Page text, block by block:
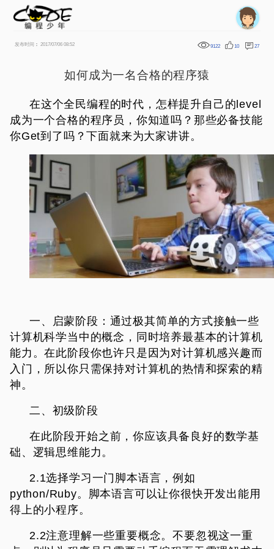
发布时间 ： 2017/07/06 08:52 9122 10 27
如何成为一名合格的程序猿
在这个全民编程的时代，怎样提升自己的level
成为一个合格的程序员，你知道吗？那些必备技能
你Get到了吗？下面就来为大家讲讲。
一、启蒙阶段： 通过极其简单的方式接触一些
计算机科学当中的概念，同时培养最基本的计算机
能力。在此阶段你也许只是因为对计算机感兴趣而
入门，所以你只需保持对计算机的热情和探索的精
神。
二、初级阶段
在此阶段开始之前，你应该具备良好的数学基
础、逻辑思维能力。
2.1选择学习一门脚本语言，例如
python/Ruby。脚本语言可以让你很快开发出能用
得上的小程序。
2.2注意理解一些重要概念。不要忽视这一重